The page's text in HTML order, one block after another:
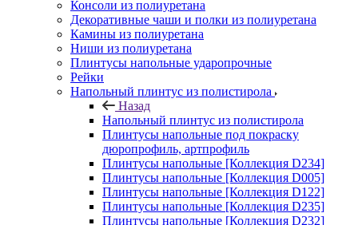
Консоли из полиуретана
Декоративные чаши и полки из полиуретана
Камины из полиуретана
Ниши из полиуретана
Плинтусы напольные ударопрочные
Рейки
Напольный плинтус из полистирола
Назад
Напольный плинтус из полистирола
Плинтусы напольные под покраску
дюропрофиль, артпрофиль
Плинтусы напольные [Коллекция D234]
Плинтусы напольные [Коллекция D005]
Плинтусы напольные [Коллекция D122]
Плинтусы напольные [Коллекция D235]
Плинтусы напольные [Коллекция D232]